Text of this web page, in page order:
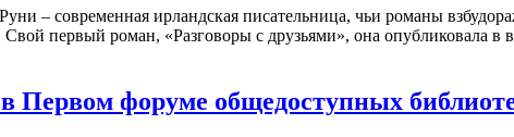
– современная ирландская писательница, чьи романы
первый роман, «Разговоры с друзьями», она опубликовала в
Первом форуме общедоступных